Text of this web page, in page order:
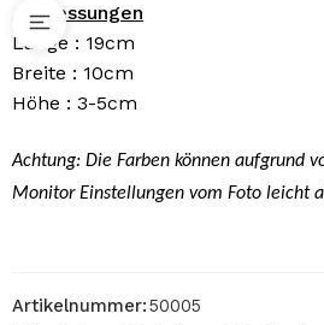
Abmessungen
Länge : 19cm
Breite : 10cm
Höhe : 3-5cm
Achtung: Die Farben können aufgrund
Monitor Einstellungen vom Foto leicht
Artikelnummer:50005